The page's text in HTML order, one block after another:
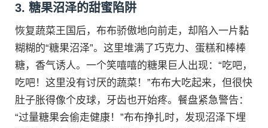
3. 糖果沼泽的甜蜜陷阱
恢复蔬菜王国后，布布骄傲地向前走，却陷入一片黏
糊糊的“糖果沼泽”。这里堆满了巧克力、蛋糕和棒棒
糖，香气诱人。一个笑嘻嘻的糖果巨人出现：“吃吧，
吃吧！这里没有讨厌的蔬菜！”布布大吃起来，但很快
肚子胀得像个皮球，牙齿也开始疼。餐盘紧急警告：
“过量糖果会偷走健康！”布布挣扎时，发现沼泽下埋